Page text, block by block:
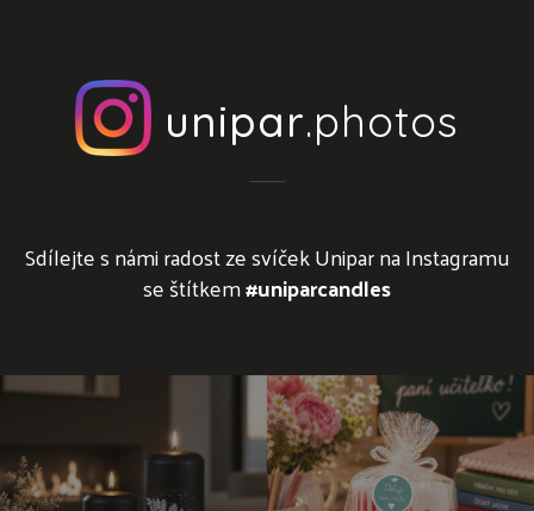
unipar.photos
Sdílejte s námi radost ze svíček Unipar na Instagramu
se štítkem#uniparcandles